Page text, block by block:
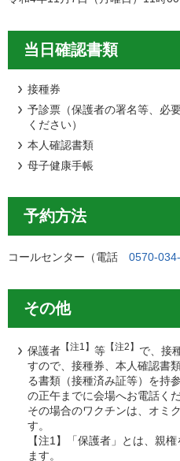
当日確認書類
接種券
予診票（保護者の署名等、必
ください）
本人確認書類
母子健康手帳
予約方法
コールセンター（電話 0570-
その他
保護者 【注1】等 【注2】 で、接
すので、接種券、本人確認書
る書類（接種済み証等）を持
の正午までに会場へお電話
その場合のワクチンは、オミ
す。
【注1】「保護者」とは、親
ます。